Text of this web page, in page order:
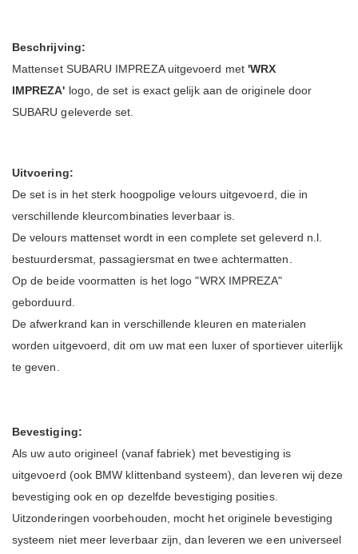
Beschrijving:
Mattenset SUBARU IMPREZA uitgevoerd met 'WRX
IMPREZA' logo, de set is exact gelijk aan de originele door
SUBARU geleverde set.
Uitvoering:
De set is in het sterk hoogpolige velours uitgevoerd, die in
verschillende kleurcombinaties leverbaar is.
De velours mattenset wordt in een complete set geleverd n.l.
bestuurdersmat, passagiersmat en twee achtermatten.
Op de beide voormatten is het logo "WRX IMPREZA"
geborduurd.
De afwerkrand kan in verschillende kleuren en materialen
worden uitgevoerd, dit om uw mat een luxer of sportiever uiterlijk
te geven.
Bevestiging:
Als uw auto origineel (vanaf fabriek) met bevestiging is
uitgevoerd (ook BMW klittenband systeem), dan leveren wij deze
bevestiging ook en op dezelfde bevestiging posities.
Uitzonderingen voorbehouden, mocht het originele bevestiging
systeem niet meer leverbaar zijn, dan leveren we een universeel